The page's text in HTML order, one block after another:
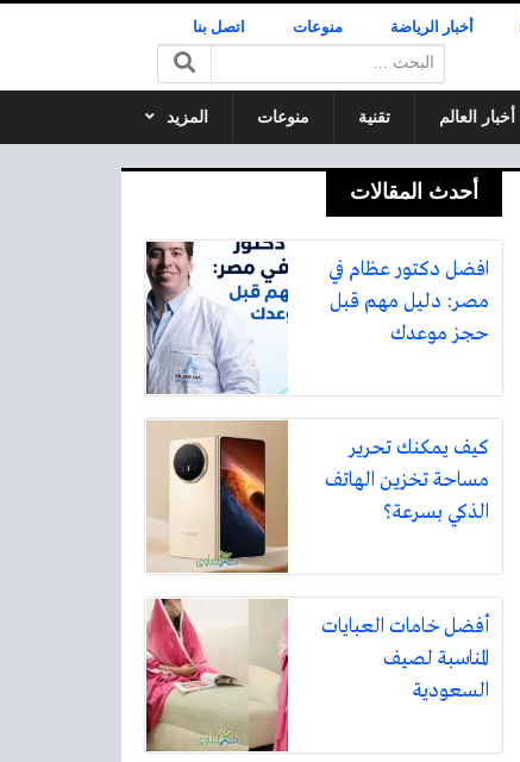
أخبار الرياضة منوعات اتصل بنا
البحث:
أخبار العالم تقنية منوعات المزيد
أحدث المقالات
افضل دكتور عظام في
مصر: دليل مهم قبل
حجز موعدك
كيف يمكنك تحرير
مساحة تخزين الهاتف
الذكي بسرعة؟
أفضل خامات العبايات
المناسبة لصيف
السعودية